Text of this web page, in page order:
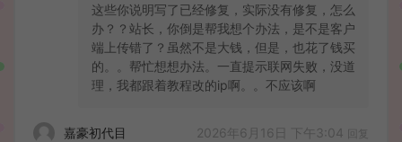
这些你说明写了已经修复，实际没有修复，怎么
办？？站长，你倒是帮我想个办法，是不是客户
端上传错了？虽然不是大钱，但是，也花了钱买
的。。帮忙想想办法。一直提示联网失败，没道
理，我都跟着教程改的ip啊。。不应该啊
嘉豪初代目 2026年6月16日 下午3:04